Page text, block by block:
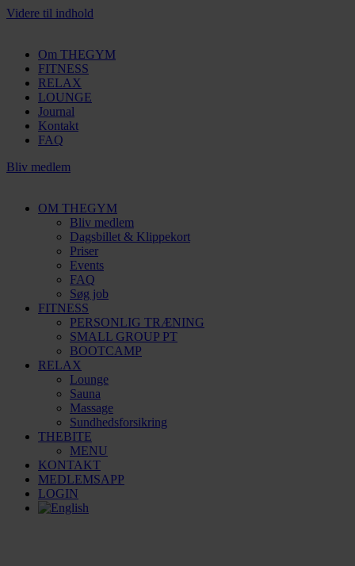
Videre til indhold
Om THEGYM
FITNESS
RELAX
LOUNGE
Journal
Kontakt
FAQ
Bliv medlem
OM THEGYM
Bliv medlem
Dagsbillet & Klippekort
Priser
Events
FAQ
Søg job
FITNESS
PERSONLIG TRÆNING
SMALL GROUP PT
BOOTCAMP
RELAX
Lounge
Sauna
Massage
Sundhedsforsikring
THEBITE
MENU
KONTAKT
MEDLEMSAPP
LOGIN